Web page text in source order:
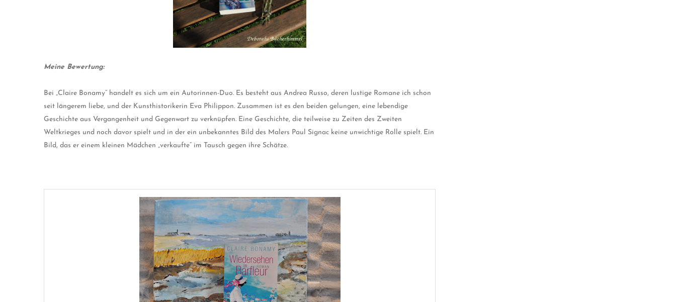
Meine Bewertung:
Bei „Claire Bonamy“ handelt es sich um ein Autorinnen-Duo. Es besteht aus Andrea Russo, deren lustige Romane ich schon
seit längerem liebe, und der Kunsthistorikerin Eva Philippon. Zusammen ist es den beiden gelungen, eine lebendige
Geschichte aus Vergangenheit und Gegenwart zu verknüpfen. Eine Geschichte, die teilweise zu Zeiten des Zweiten
Weltkrieges und noch davor spielt und in der ein unbekanntes Bild des Malers Paul Signac keine unwichtige Rolle spielt. Ein
Bild, das er einem kleinen Mädchen „verkaufte“ im Tausch gegen ihre Schätze.